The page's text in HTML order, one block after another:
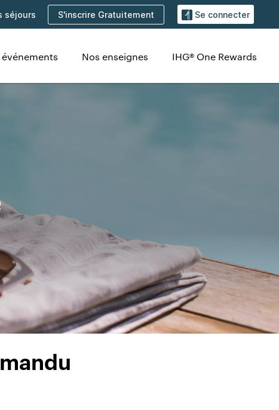
séjours S'inscrire Gratuitement Se connecter
Nos enseignes IHG® One Rewards